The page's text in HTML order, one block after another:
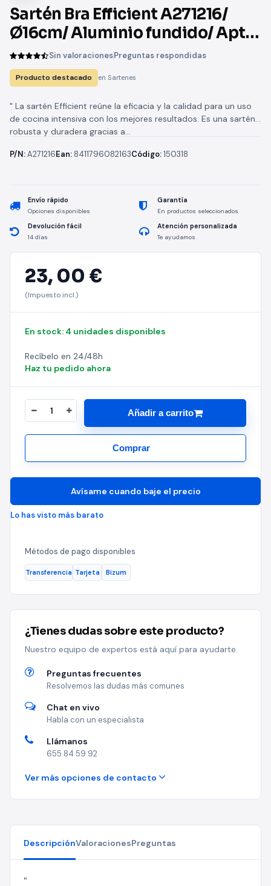
Sartén Bra Efficient A271216/
Ø16cm/ Aluminio fundido/ Apta
para Inducción
Sin valoracionesPreguntas respondidas
Producto destacado en Sartenes
" La sartén Efficient reúne la eficacia y la calidad para un uso
de cocina intensiva con los mejores resultados. Es una sartén
robusta y duradera gracias a...
P/N:A271216Ean: 8411796082163Código:150318
Envío rápido
Opciones disponibles
Garantía
En productos seleccionados
Devolución fácil
14 días
Atención personalizada
Te ayudamos
23, 00 €
(Impuesto incl.)
En stock: 4 unidades disponibles
Recíbelo en 24/48h
Haz tu pedido ahora
Añadir a carrito
Comprar
Avísame cuando baje el precio
Lo has visto más barato
Métodos de pago disponibles
Transferencia Tarjeta Bizum
¿Tienes dudas sobre este producto?
Nuestro equipo de expertos está aquí para ayudarte.
Preguntas frecuentes
Resolvemos las dudas más comunes
Chat en vivo
Habla con un especialista
Llámanos
655 84 59 92
Ver más opciones de contacto
DescripciónValoracionesPreguntas
"